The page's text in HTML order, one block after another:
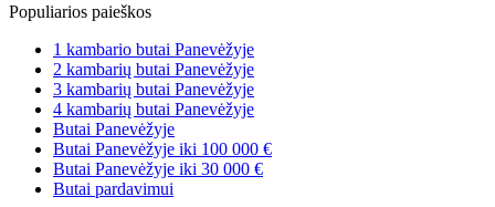
Populiarios paieškos
1 kambario butai Panevėžyje
2 kambarių butai Panevėžyje
3 kambarių butai Panevėžyje
4 kambarių butai Panevėžyje
Butai Panevėžyje
Butai Panevėžyje iki 100 000 €
Butai Panevėžyje iki 30 000 €
Butai pardavimui